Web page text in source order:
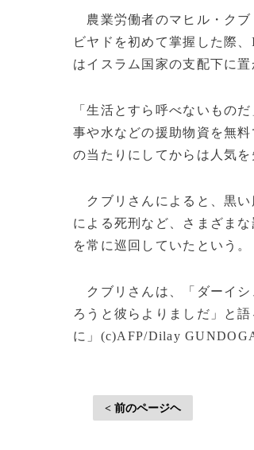
農業労働者のマヒル・クブ
ビヤドを初めて掌握した際
はイスラム国家の支配下に
「生活とすら呼べないもの
事や水などの援助物資を無
の当たりにしてからは人気を
クブリさんによると、黒い
による死刑など、さまざま
を常に巡回していたという。
クブリさんは、「ダーイシ
ろうと彼らよりましだ」と
に」(c)AFP/Dilay
< 前のページヘ